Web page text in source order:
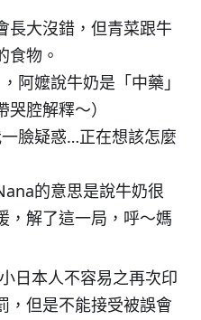
長大沒錯，但青菜跟牛
食物。
阿嬤說牛奶是「中藥」
腔解釋～）
臉疑惑…正在想該怎麼
的意思是說牛奶很
，解了這一局，呼～媽
日本人不容易之再次印
，但是不能接受被誤會